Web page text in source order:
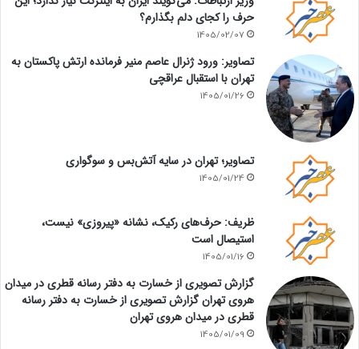
حرف را کجای دلم بگذارم؟
1405/02/07
تصاویر: ورود ژنرال عاصم منیر فرمانده ارتش پاکستان به
تهران با استقبال عراقچی
1405/01/26
تصاویر؛ تهران در سایه آتش‌بس و سوگواری
1405/01/24
ظریف: حرف‌های رکیک، نشانه «پیروزی» نیست،
استیصال است
1405/01/16
گزارش تصویری از خسارت به دفتر رسانه قطری در میدان
هروی تهران گزارش تصویری از خسارت به دفتر رسانه
قطری در میدان هروی تهران
1405/01/09